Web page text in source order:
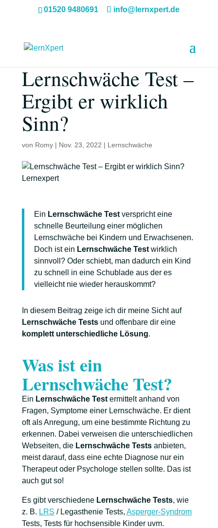
01520 9480691 info@lernxpert.de
Lernschwäche Test –
Ergibt er wirklich
Sinn?
von Romy| Nov. 23, 2022 | Lernschwäche
Ein Lernschwäche Testverspricht eine
schnelle Beurteilung einer möglichen
Lernschwäche bei Kindern und Erwachsenen.
Doch ist ein Lernschwäche Testwirklich
sinnvoll? Oder schiebt, man dadurch ein Kind
zu schnell in eine Schublade aus der es
vielleicht nie wieder herauskommt?
In diesem Beitrag zeige ich dir meine Sicht auf
Lernschwäche Testsund offenbare dir eine
komplett unterschiedliche Lösung.
Was ist ein
Lernschwäche Test?
Ein Lernschwäche Test ermittelt anhand von
Fragen, Symptome einer Lernschwäche. Er dient
oft als Anregung, um eine bestimmte Richtung zu
erkennen. Dabei verweisen die unterschiedlichen
Webseiten, die Lernschwäche Testsanbieten,
meist darauf, dass eine echte Diagnose nur ein
Therapeut oder Psychologe stellen sollte. Das ist
auch gut so!
Es gibt verschiedene Lernschwäche Tests, wie
z. B. LRS / Legasthenie Tests, Asperger-Syndrom
Tests, Tests für hochsensible Kinder uvm.